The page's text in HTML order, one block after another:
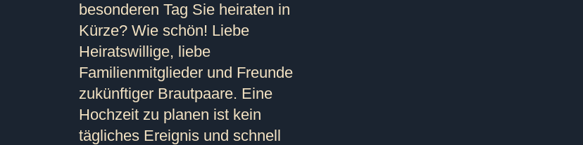
besonderen Tag Sie heiraten in
Kürze? Wie schön! Liebe
Heiratswillige, liebe
Familienmitglieder und Freunde
zukünftiger Brautpaare. Eine
Hochzeit zu planen ist kein
tägliches Ereignis und schnell